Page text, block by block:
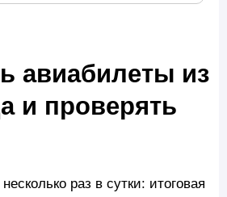
авиабилеты из
и проверять
раз в сутки: итоговая